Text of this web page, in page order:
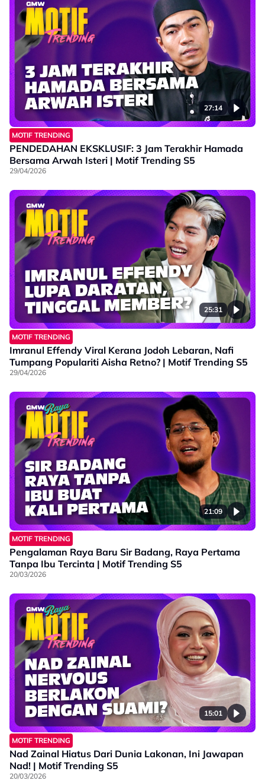
27:14
MOTIF TRENDING
PENDEDAHAN EKSKLUSIF: 3 Jam Terakhir Hamada
Bersama Arwah Isteri | Motif Trending S5
29/04/2026
25:31
MOTIF TRENDING
Imranul Effendy Viral Kerana Jodoh Lebaran, Nafi
Tumpang Populariti Aisha Retno? | Motif Trending S5
29/04/2026
21:09
MOTIF TRENDING
Pengalaman Raya Baru Sir Badang, Raya Pertama
Tanpa Ibu Tercinta | Motif Trending S5
20/03/2026
15:01
MOTIF TRENDING
Nad Zainal Hiatus Dari Dunia Lakonan, Ini Jawapan
Nad! | Motif Trending S5
20/03/2026